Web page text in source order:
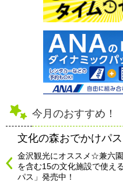
今月のおすすめ！
文化の森おでかけパス
金沢観光にオススメ☆兼六
を含む15の文化施設で使え
パス」発売中！